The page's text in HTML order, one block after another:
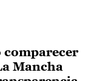
comparecer
Mancha